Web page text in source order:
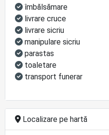
îmbălsămare
livrare cruce
livrare sicriu
manipulare sicriu
parastas
toaletare
transport funerar
Localizare pe hartă